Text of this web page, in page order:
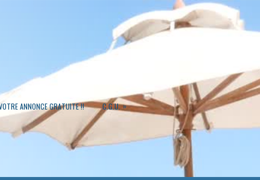
ANNONCE GRATUITE !! C.G.U. »